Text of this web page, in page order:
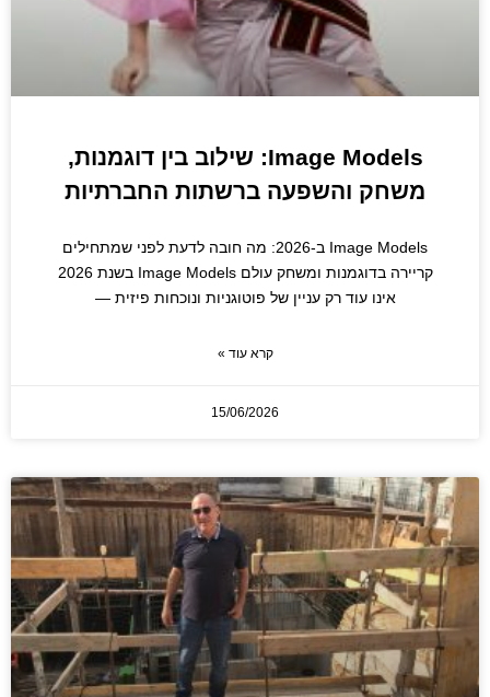
Image Models: שילוב בין דוגמנות,
משחק והשפעה ברשתות החברתיות
Image Models ב-2026: מה חובה לדעת לפני שמתחילים
קריירה בדוגמנות ומשחק עולם Image Models בשנת 2026
אינו עוד רק עניין של פוטוגניות ונוכחות פיזית —
קרא עוד »
15/06/2026